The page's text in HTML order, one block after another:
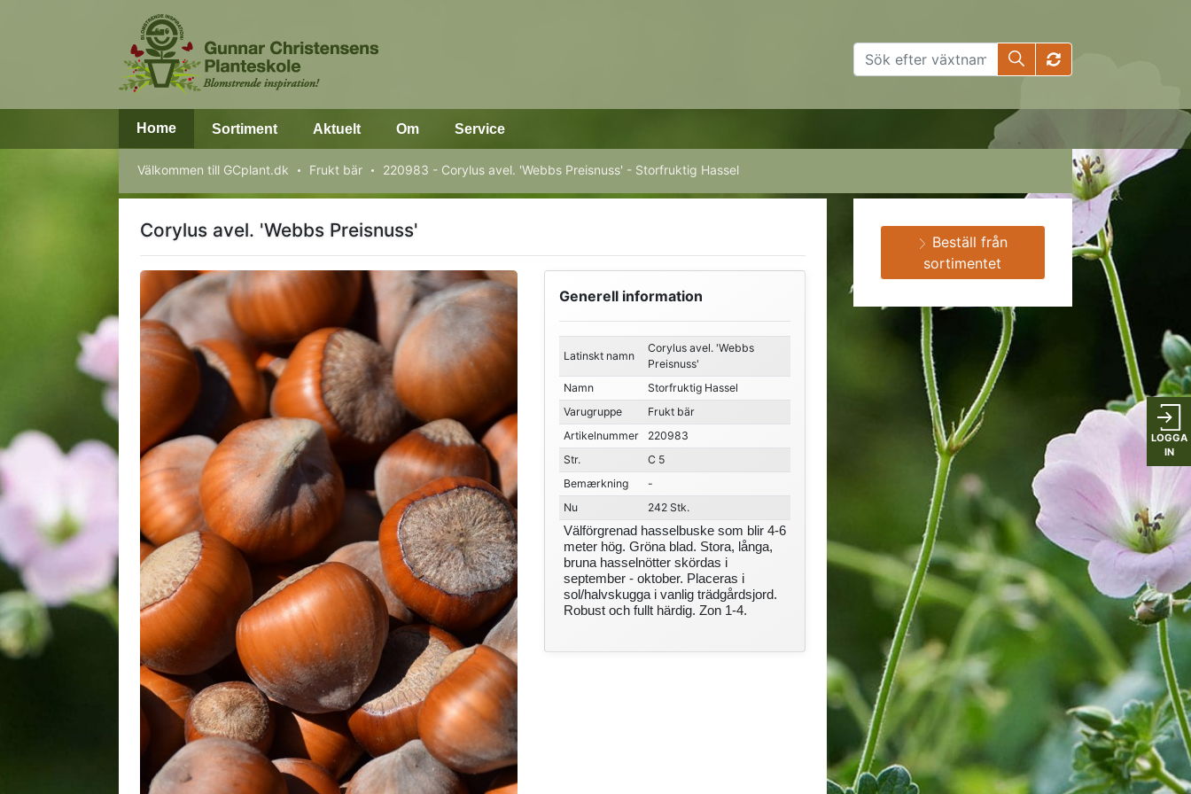
LOGGA
IN
Home Sortiment Aktuelt Om Service
Välkommen till GCplant.dk Frukt bär 220983 - Corylus avel. 'Webbs Preisnuss' - Storfruktig Hassel
Corylus avel. 'Webbs Preisnuss'
Generell information
Latinskt namn
Corylus avel. 'Webbs
Preisnuss'
Namn
Storfruktig Hassel
Varugruppe
Frukt bär
Artikelnummer
220983
Str.
C 5
Bemærkning
-
Nu
242 Stk.
Välförgrenad hasselbuske som blir 4-6
meter hög. Gröna blad. Stora, långa,
bruna hasselnötter skördas i
september - oktober. Placeras i
sol/halvskugga i vanlig trädgårdsjord.
Robust och fullt härdig. Zon 1-4.
Beställ från
sortimentet